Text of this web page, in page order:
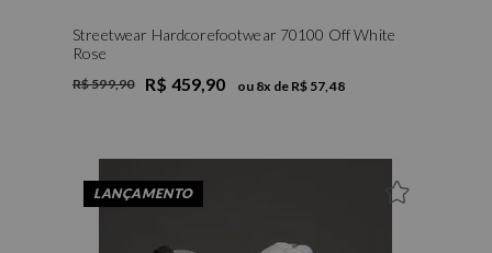
Streetwear Hardcorefootwear 70100 Off White
Rose
R$ 599,90 R$ 459,90 ou 8x de R$ 57,48
LANÇAMENTO